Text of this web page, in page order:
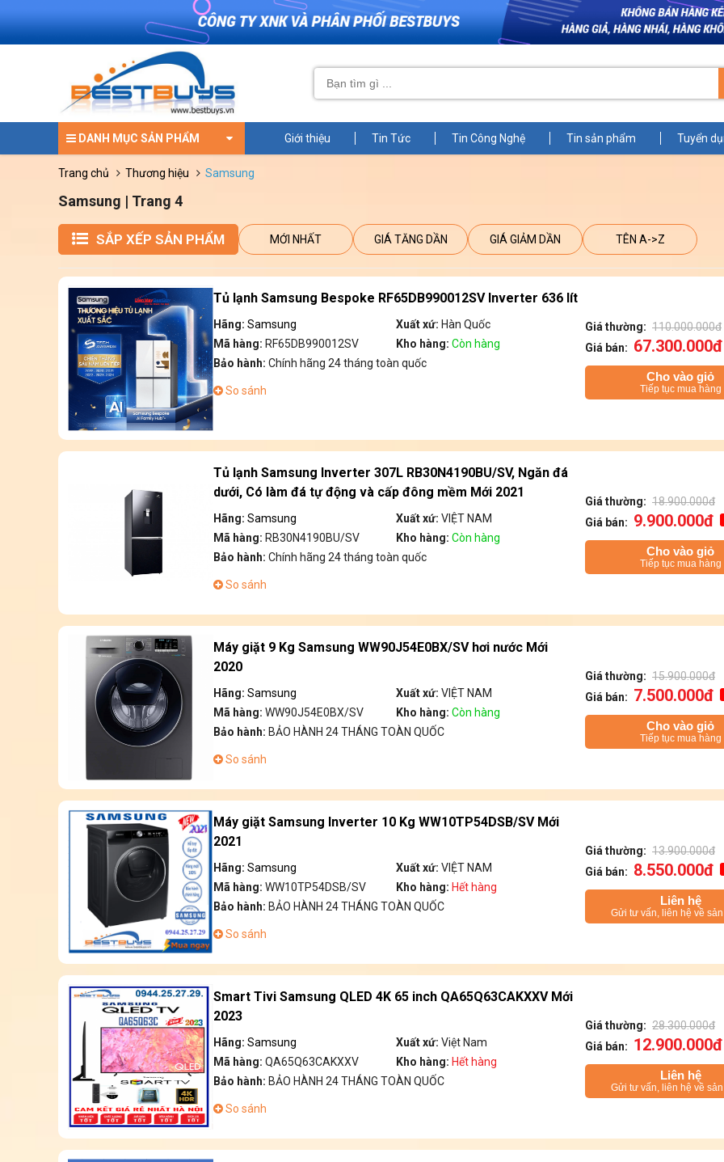
DANH MỤC SẢN PHẨM Giới thiệu Tin Tức Tin Công Nghệ Tin sản phẩm Tuyển
trang chủ thương hiệu samsung
Samsung | Trang 4
SẮP XẾP SẢN PHẨM MỚI NHẤT GIÁ TĂNG DẦN GIÁ GIẢM DẦN TÊN A->Z
Tủ lạnh Samsung Bespoke RF65DB990012SV Inverter 636 lít
Hãng: Samsung Xuất xứ: Hàn Quốc
Mã hàng: RF65DB990012SV Kho hàng: Còn hàng
Bảo hành: Chính hãng 24 tháng toàn quốc
So sánh
Giá thường: 110.000.000đ
Giá bán: 67.300.000đ
Cho vào giỏ
Tiếp tục mua hàng
Tủ lạnh Samsung Inverter 307L RB30N4190BU/SV, Ngăn đá
dưới, Có làm đá tự động và cấp đông mềm Mới 2021
Hãng: Samsung Xuất xứ: VIỆT NAM
Mã hàng: RB30N4190BU/SV Kho hàng: Còn hàng
Bảo hành: Chính hãng 24 tháng toàn quốc
So sánh
Giá thường: 18.900.000đ
Giá bán: 9.900.000đ
Cho vào giỏ
Tiếp tục mua hàng
Máy giặt 9 Kg Samsung WW90J54E0BX/SV hơi nước Mới
2020
Hãng: Samsung Xuất xứ: VIỆT NAM
Mã hàng: WW90J54E0BX/SV Kho hàng: Còn hàng
Bảo hành: BẢO HÀNH 24 THÁNG TOÀN QUỐC
So sánh
Giá thường: 15.900.000đ
Giá bán: 7.500.000đ
Cho vào giỏ
Tiếp tục mua hàng
Máy giặt Samsung Inverter 10 Kg WW10TP54DSB/SV Mới
2021
Hãng: Samsung Xuất xứ: VIỆT NAM
Mã hàng: WW10TP54DSB/SV Kho hàng: Hết hàng
Bảo hành: BẢO HÀNH 24 THÁNG TOÀN QUỐC
So sánh
Giá thường: 13.900.000đ
Giá bán: 8.550.000đ
Liên hệ
Gửi tư vấn, liên hệ về
Smart Tivi Samsung QLED 4K 65 inch QA65Q63CAKXXV Mới
2023
Hãng: Samsung Xuất xứ: Việt Nam
Mã hàng: QA65Q63CAKXXV Kho hàng: Hết hàng
Bảo hành: BẢO HÀNH 24 THÁNG TOÀN QUỐC
So sánh
Giá thường: 28.300.000đ
Giá bán: 12.900.000đ
Liên hệ
Gửi tư vấn, liên hệ về